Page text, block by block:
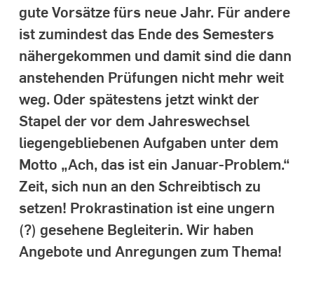
gute Vorsätze fürs neue Jahr. Für andere
ist zumindest das Ende des Semesters
nähergekommen und damit sind die dann
anstehenden Prüfungen nicht mehr weit
weg. Oder spätestens jetzt winkt der
Stapel der vor dem Jahreswechsel
liegengebliebenen Aufgaben unter dem
Motto „Ach, das ist ein Januar-Problem.“
Zeit, sich nun an den Schreibtisch zu
setzen! Prokrastination ist eine ungern
(?) gesehene Begleiterin. Wir haben
Angebote und Anregungen zum Thema!